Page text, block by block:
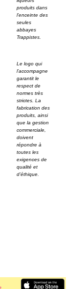
produits dans
l’enceinte des
seules
abbayes
Trappistes.
Le logo qui
l’accompagne
garantit le
respect de
normes très
strictes. La
fabrication des
produits, ainsi
que la gestion
commerciale,
doivent
répondre à
toutes les
exigences de
qualité et
d’éthique.